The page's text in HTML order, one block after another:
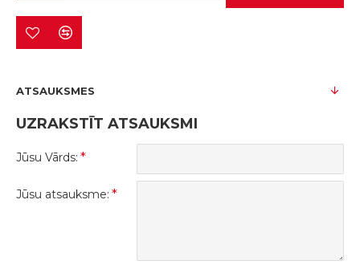
ATSAUKSMES
UZRAKSTĪT ATSAUKSMI
Jūsu Vārds:
Jūsu atsauksme: